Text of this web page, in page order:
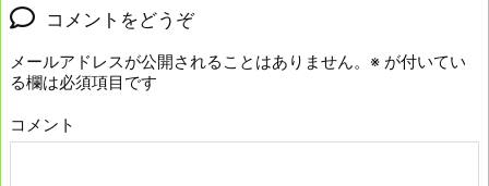
コメントをどうぞ
メールアドレスが公開されることはありません。 ※ が付いてい
る欄は必須項目です
コメント